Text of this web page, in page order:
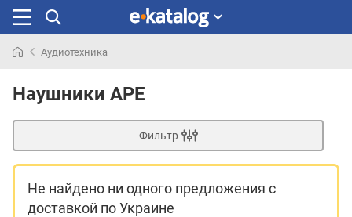
раньше
Аудиотехника
Наушники APE
Фильтр
Не найдено ни одного предложения с
доставкой по Украине